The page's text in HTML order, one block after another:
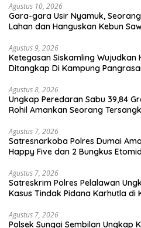
Agustus 10, 2026
Gara-gara Usir Nyamuk,
Lahan dan Hanguskan Kebun
Agustus 9, 2026
Ketegasan Siskamling Wujudkan
Ditangkap Di Kampung
Agustus 8, 2026
Ungkap Peredaran Sabu 39,84
Rohil Amankan Seorang
Agustus 7, 2026
Satresnarkoba Polres Dumai
Happy Five dan 2 Bungkus
Agustus 7, 2026
Satreskrim Polres Pelalawan
Kasus Tindak Pidana Karhutla di
Agustus 7, 2026
Polsek Sungai Sembilan Ungkap